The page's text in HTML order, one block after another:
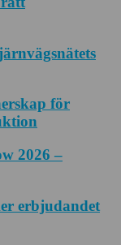
för
2026 –
erbjudandet